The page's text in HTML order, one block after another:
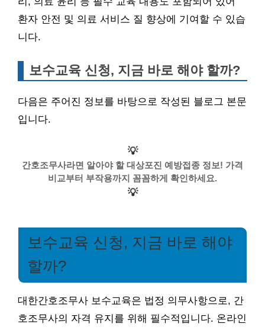
환자 안전 및 의료 서비스 질 향상에 기여할 수 있습
니다.
보수교육 신청, 지금 바로 해야 할까?
다음은 주어진 정보를 바탕으로 작성된 블로그 본문
입니다.
💡
간호조무사라면 알아야 할 대상포진 예방접종 정보! 가격
비교부터 부작용까지 꼼꼼하게 확인하세요.
💡
보수교육 신청, 지금 바로 해야
할까?
대한간호조무사 보수교육은 법정 의무사항으로, 간
호조무사의 자격 유지를 위해 필수적입니다. 온라인